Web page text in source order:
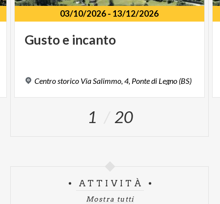
03/10/2026- 13/12/2026
Gustoe incanto
Centro storico Via Salimmo, 4, Pontedi Legno (BS)
1 20
ATTIVITÀ
Mostra tutti